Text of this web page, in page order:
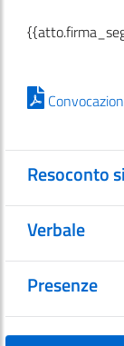
Resoconto
Verbale
Presenze